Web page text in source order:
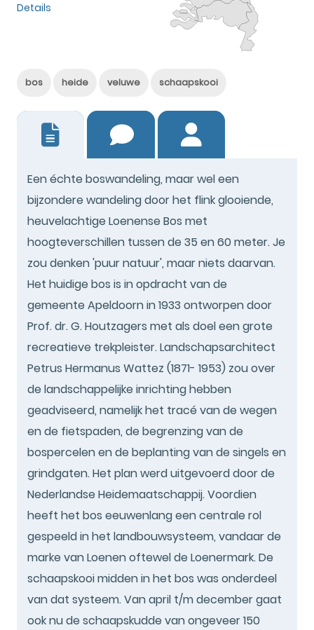
Details
bos heide veluwe schaapskooi
Een échte boswandeling, maar wel een
bijzondere wandeling door het flink glooiende,
heuvelachtige Loenense Bos met
hoogteverschillen tussen de 35 en 60 meter. Je
zou denken 'puur natuur', maar niets daarvan.
Het huidige bos is in opdracht van de
gemeente Apeldoorn in 1933 ontworpen door
Prof. dr. G. Houtzagers met als doel een grote
recreatieve trekpleister. Landschapsarchitect
Petrus Hermanus Wattez (1871- 1953) zou over
de landschappelijke inrichting hebben
geadviseerd, namelijk het tracé van de wegen
en de fietspaden, de begrenzing van de
bospercelen en de beplanting van de singels en
grindgaten. Het plan werd uitgevoerd door de
Nederlandse Heidemaatschappij. Voordien
heeft het bos eeuwenlang een centrale rol
gespeeld in het landbouwsysteem, vandaar de
marke van Loenen oftewel de Loenermark. De
schaapskooi midden in het bos was onderdeel
van dat systeem. Van april t/m december gaat
ook nu de schaapskudde van ongeveer 150